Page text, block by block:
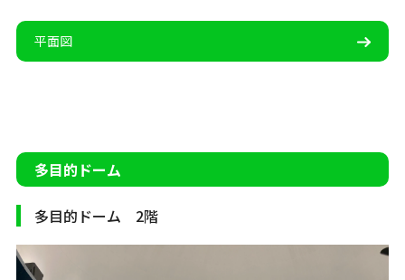
平面図
多目的ドーム
多目的ドーム 2階